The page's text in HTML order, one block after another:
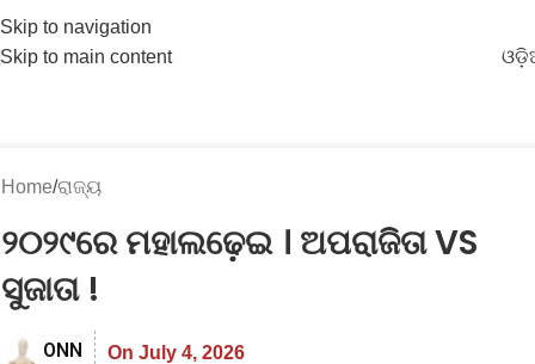
Skip to navigation
Skip to main content
Home ରାଜ୍ୟ
୨୦୨୯ରେ ମହାଲଢ଼େଇ । ଅପରାଜିତା VS
ସୁଜାତା !
ONN On July 4, 2026